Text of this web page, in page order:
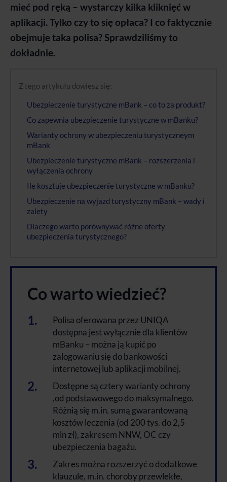
mieć pod ręką – wystarczy kilka kliknięć w
aplikacji. Tylko czy to się opłaca? I co faktycznie
obejmuje taka polisa? Sprawdziliśmy to
dokładnie.
Co warto wiedzieć?
Polisa oferowana przez UNIQA
dostępna jest wyłącznie dla klientów
mBanku – można ją kupić po
zalogowaniu się do bankowości
internetowej lub aplikacji mobilnej.
Dostępne są cztery warianty ochrony
,od podstawowego do maksymalnego.
Różnią się m.in. sumą gwarantowaną
kosztów leczenia (od 200 tys. do 2,5
mln zł), zakresem NNW, OC czy
ubezpieczenia bagażu.
Zakres można rozszerzyć o dodatkowe
klauzule, m.in. choroby przewlekłe,
Z tego artykułu dowiesz się:
Ubezpieczenie turystyczne mBank – co to za produkt?
Co zapewnia ubezpieczenie turystyczne w mBanku?
Warianty ochrony w ubezpieczeniu turystyczneym
mBank
Ubezpieczenie turystyczne mBank – rozszerzenia i
wyłączenia ochrony
Ile kosztuje ubezpieczenie turystyczne w mBanku?
Ubezpieczenie na wyjazd turystyczny mBank – wady i
zalety
Dlaczego warto porównywać różne oferty
ubezpieczenia turystycznego?